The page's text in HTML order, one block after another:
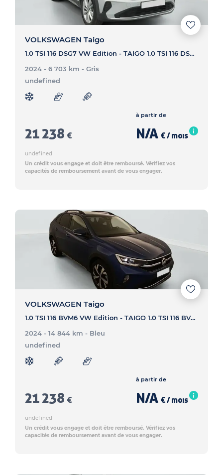
VOLKSWAGEN Taigo
1.0 TSI 116 DSG7 VW Edition - TAIGO 1.0 TSI 116 DSG7 VW Edition
2024 - 6 703 km - Gris
undefined
21 238 €
à partir de
N/A € / mois
undefined
Un crédit vous engage et doit être remboursé. Vérifiez vos
capacités de remboursement avant de vous engager.
VOLKSWAGEN Taigo
1.0 TSI 116 BVM6 VW Edition - TAIGO 1.0 TSI 116 BVM6 VW Edition
2024 - 14 844 km - Bleu
undefined
21 238 €
à partir de
N/A € / mois
undefined
Un crédit vous engage et doit être remboursé. Vérifiez vos
capacités de remboursement avant de vous engager.